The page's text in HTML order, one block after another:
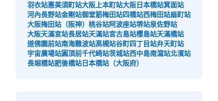
羽衣站惠美須町站大阪上本町站大阪日本橋站箕面站
河內長野站金剛站御堂筋梅田站四橋站西梅田站扇町站
大阪梅田站（阪神） 桃谷站阿波座站堺站泉佐野站
大阪天滿宮站長居站天滿站宮古島站櫻島站天滿橋站
道佛園前站南海難波站高槻站谷町四丁目站弁天町站
宇宙廣場站圓頂前千代崎站茨城站西中島南瀉站北濱站
長堀橋站肥後橋站日本橋站（大阪府）